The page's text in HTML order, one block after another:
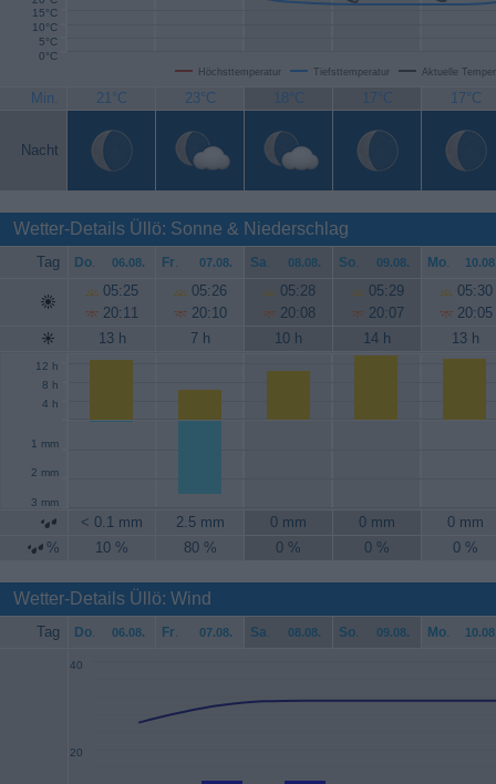
Höchsttemperatur Tiefsttemperatur Aktuelle
0°C
5°C
10°C
15°C
Min. 21°C 23°C 18°C 17°C 17°C
Nacht
Wetter-Details Üllö: Sonne & Niederschlag
Tag Do. 06.08. Fr. 07.08. Sa. 08.08. So. 09.08. Mo.
05:25
20:11
05:26
20:10
05:28
20:08
05:29
20:07
05:30
20:05
13 h
7 h 10 h 14 h 13 h
4 h
8 h
12 h
1 mm
2 mm
3 mm
< 0.1 mm 2.5 mm 0 mm 0 mm
0 mm
%
10 % 80 % 0 % 0 % 0 %
Wetter-Details Üllö: Wind
Tag Do. 06.08. Fr. 07.08. Sa. 08.08. So. 09.08. Mo.
20
40